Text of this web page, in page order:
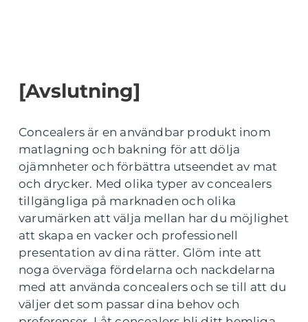
[Avslutning]
Concealers är en användbar produkt inom
matlagning och bakning för att dölja
ojämnheter och förbättra utseendet av mat
och drycker. Med olika typer av concealers
tillgängliga på marknaden och olika
varumärken att välja mellan har du möjlighet
att skapa en vacker och professionell
presentation av dina rätter. Glöm inte att
noga överväga fördelarna och nackdelarna
med att använda concealers och se till att du
väljer det som passar dina behov och